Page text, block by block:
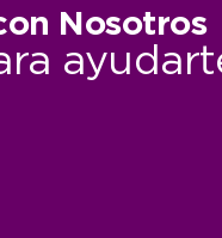
Nosotros